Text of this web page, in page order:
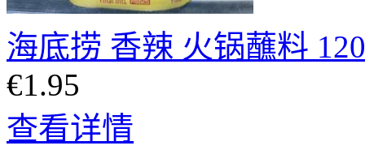
海底捞 香辣 火锅蘸料
€1.95
查看详情